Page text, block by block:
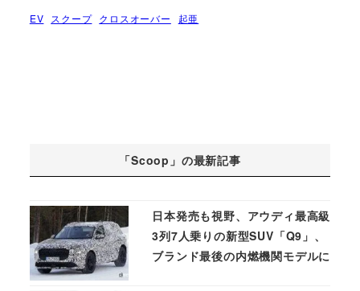
EV スクープ クロスオーバー 起亜
「Scoop」の最新記事
日本発売も視野、アウディ最高級
3列7人乗りの新型SUV「Q9」、
ブランド最後の内燃機関モデルに